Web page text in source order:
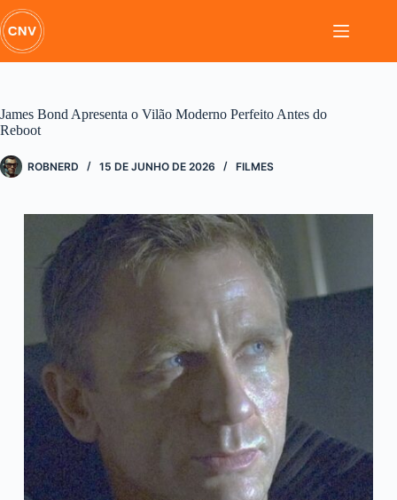
Pular
para
o
conteúdo
James Bond Apresenta o Vilão Moderno Perfeito Antes do
Reboot
ROBNERD 15 DE JUNHO DE 2026 FILMES